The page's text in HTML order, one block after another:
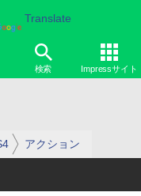
Translate
検索 Impressサイト
アクション